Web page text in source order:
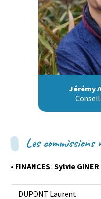
Jérémy
Les commissions
• FINANCES:Sylvie GINER
DUPONT Laurent